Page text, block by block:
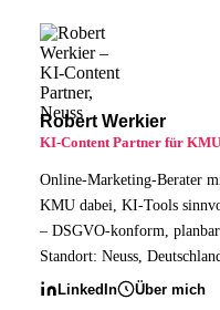
Robert Werkier
KI-Content Partner für KMU
Online-Marketing-Berater
KMU dabei, KI-Tools
– DSGVO-konform, planbar
Standort: Neuss,
LinkedIn
Über mich